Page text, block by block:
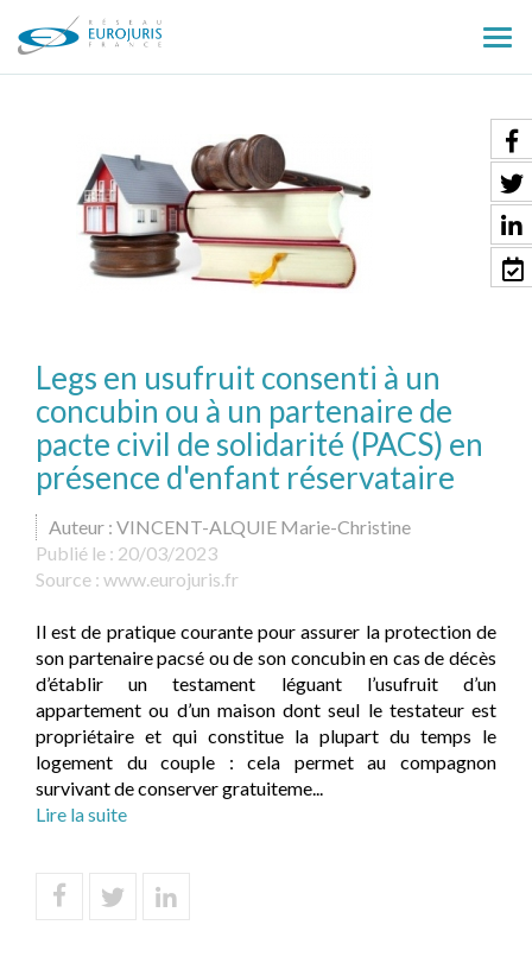
le
Legs en usufruit consenti à un
concubin ou à un partenaire de
pacte civil de solidarité (PACS) en
présence d'enfant réservataire
Auteur : VINCENT-ALQUIE Marie-Christine
Publié le : 20/03/2023
Source : www.eurojuris.fr
Il est de pratique courante pour assurer la protection de
son partenaire pacsé ou de son concubin en cas de décès
d’établir un testament léguant l’usufruit d’un
appartement ou d’un maison dont seul le testateur est
propriétaire et qui constitue la plupart du temps le
logement du couple : cela permet au compagnon
survivant de conserver gratuiteme...
Lire la suite